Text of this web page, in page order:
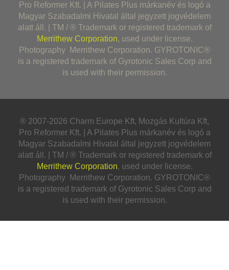
Pro Reformer Kft. | A Pilates Plus márkanév és logó a
Magyar Szabadalmi Hivatal által jegyzett jogvédelem
alatt áll. | TM / ® Trademark or registered trademark of
Merrithew Corporation, used under license.
Photography Merrithew Corporation. GYROTONIC®
is a registered trademark of Gyrotonic Sales Corp and
is used with their permission.
® 2007-2026 Charm Europe Kft, Mozgás Kultúra Kft,
Pro Reformer Kft. | A Pilates Plus márkanév és logó a
Magyar Szabadalmi Hivatal által jegyzett jogvédelem
alatt áll. | TM / ® Trademark or registered trademark of
Merrithew Corporation, used under license.
Photography Merrithew Corporation. GYROTONIC®
is a registered trademark of Gyrotonic Sales Corp and
is used with their permission.